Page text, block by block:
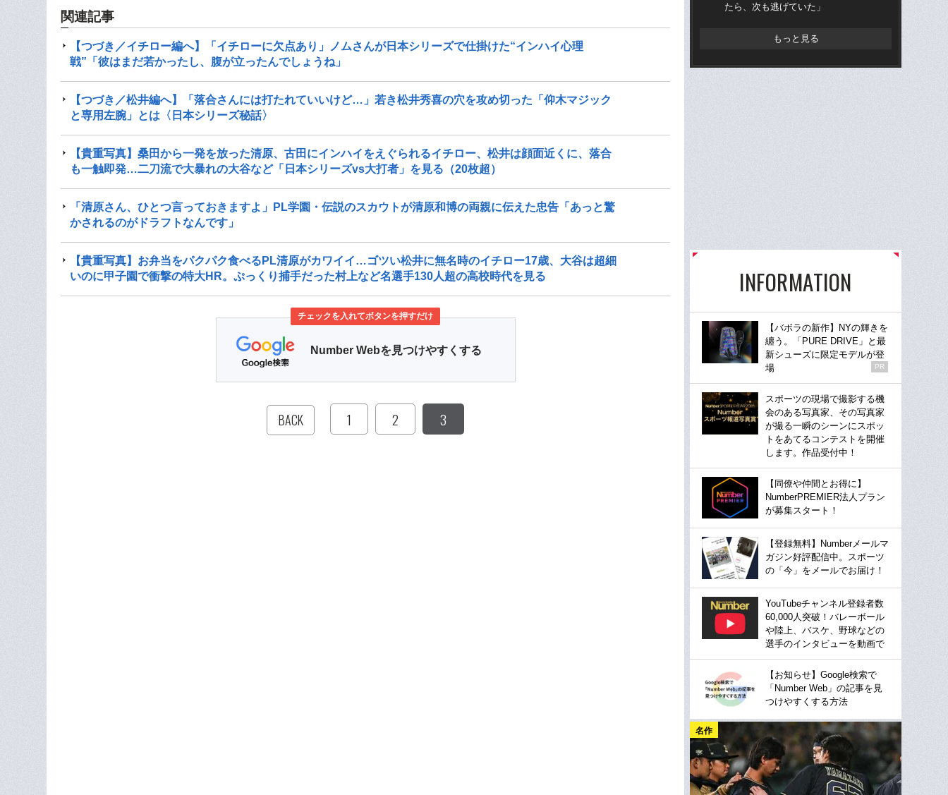
関連記事
【つづき／イチロー編へ】「イチローに欠点あり」ノムさんが日本シリーズで仕掛けた“インハイ心理
戦”「彼はまだ若かったし、腹が立ったんでしょうね」
【つづき／松井編へ】「落合さんには打たれていいけど…」若き松井秀喜の穴を攻め切った「仰木マジック
と専用左腕」とは〈日本シリーズ秘話〉
【貴重写真】桑田から一発を放った清原、古田にインハイをえぐられるイチロー、松井は顔面近くに、落合
も一触即発…二刀流で大暴れの大谷など「日本シリーズvs大打者」を見る（20枚超）
「清原さん、ひとつ言っておきますよ」PL学園・伝説のスカウトが清原和博の両親に伝えた忠告「あっと驚
かされるのがドラフトなんです」
【貴重写真】お弁当をパクパク食べるPL清原がカワイイ…ゴツい松井に無名時のイチロー17歳、大谷は超細
いのに甲子園で衝撃の特大HR。ぷっくり捕手だった村上など名選手130人超の高校時代を見る
チェックを入れてボタンを押すだけ
Number Webを見つけやすくする
BACK 1 2 3
たら、次も逃げていた」
もっと見る
INFORMATION
【バボラの新作】NYの輝きを
纏う。「PURE DRIVE」と最
新シューズに限定モデルが登
場
PR
スポーツの現場で撮影する機
会のある写真家、その写真家
が撮る一瞬のシーンにスポッ
トをあてるコンテストを開催
します。作品受付中！
【同僚や仲間とお得に】
NumberPREMIER法人プラン
が募集スタート！
【登録無料】Numberメールマ
ガジン好評配信中。スポーツ
の「今」をメールでお届け！
YouTubeチャンネル登録者数
60,000人突破！バレーボール
や陸上、バスケ、野球などの
選手のインタビューを動画で
【お知らせ】Google検索で
「Number Web」の記事を見
つけやすくする方法
名作